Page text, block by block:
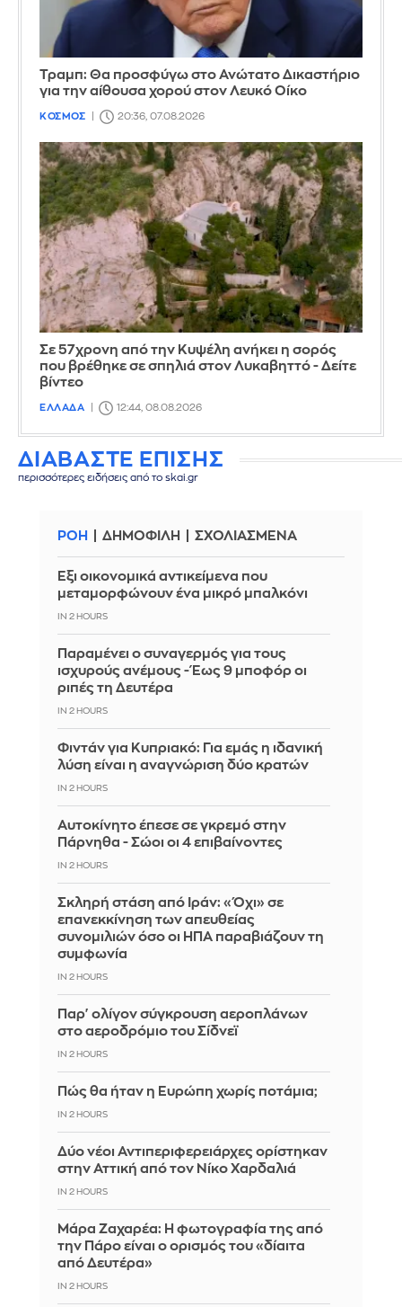
Τραμπ: Θα προσφύγω στο Ανώτατο Δικαστήριο
για την αίθουσα χορού στον Λευκό Οίκο
ΚΟΣΜΟΣ 20:36, 07.08.2026
Σε 57χρονη από την Κυψέλη ανήκει η σορός
που βρέθηκε σε σπηλιά στον Λυκαβηττό - Δείτε
βίντεο
ΕΛΛΑΔΑ 12:44, 08.08.2026
ΔΙΑΒΑΣΤΕ ΕΠΙΣΗΣ
περισσότερες ειδήσεις από το skai.gr
ΡΟΗ ΔΗΜΟΦΙΛΗ ΣΧΟΛΙΑΣΜΕΝΑ
Έξι οικονομικά αντικείμενα που
μεταμορφώνουν ένα μικρό μπαλκόνι
IN 2 HOURS
Παραμένει ο συναγερμός για τους
ισχυρούς ανέμους - Έως 9 μποφόρ οι
ριπές τη Δευτέρα
IN 2 HOURS
Φιντάν για Κυπριακό: Για εμάς η ιδανική
λύση είναι η αναγνώριση δύο κρατών
IN 2 HOURS
Αυτοκίνητο έπεσε σε γκρεμό στην
Πάρνηθα - Σώοι οι 4 επιβαίνοντες
IN 2 HOURS
Σκληρή στάση από Ιράν: «Όχι» σε
επανεκκίνηση των απευθείας
συνομιλιών όσο οι ΗΠΑ παραβιάζουν τη
συμφωνία
IN 2 HOURS
Παρ' ολίγον σύγκρουση αεροπλάνων
στο αεροδρόμιο του Σίδνεϊ
IN 2 HOURS
Πώς θα ήταν η Ευρώπη χωρίς ποτάμια;
IN 2 HOURS
Δύο νέοι Αντιπεριφερειάρχες ορίστηκαν
στην Αττική από τον Νίκο Χαρδαλιά
IN 2 HOURS
Μάρα Ζαχαρέα: Η φωτογραφία της από
την Πάρο είναι ο ορισμός του «δίαιτα
από Δευτέρα»
IN 2 HOURS